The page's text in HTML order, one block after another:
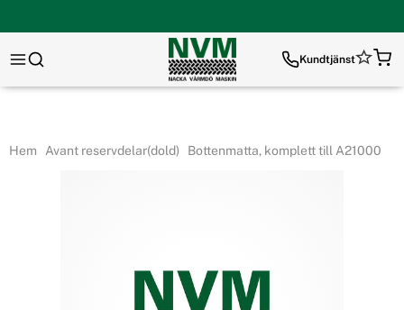
Kundtjänst
Hem Avant reservdelar(dold) Bottenmatta, komplett till A21000